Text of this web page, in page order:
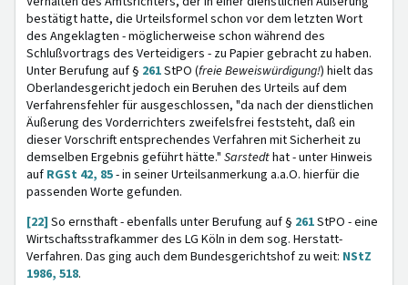
bestätigt hatte, die Urteilsformel schon vor dem letzten Wort
des Angeklagten - möglicherweise schon während des
Schlußvortrags des Verteidigers - zu Papier gebracht zu haben.
Unter Berufung auf § 261StPO (freie Beweiswürdigung!) hielt das
Oberlandesgericht jedoch ein Beruhen des Urteils auf dem
Verfahrensfehler für ausgeschlossen, "da nach der dienstlichen
Äußerung des Vorderrichters zweifelsfrei feststeht, daß ein
dieser Vorschrift entsprechendes Verfahren mit Sicherheit zu
demselben Ergebnis geführt hätte." Sarstedthat - unter Hinweis
auf RGSt 42, 85- in seiner Urteilsanmerkung a.a.O. hierfür die
passenden Worte gefunden.
[22] So ernsthaft - ebenfalls unter Berufung auf § 261StPO - eine
Wirtschaftsstrafkammer des LG Köln in dem sog. Herstatt-
Verfahren. Das ging auch dem Bundesgerichtshof zu weit: NStZ
1986, 518.